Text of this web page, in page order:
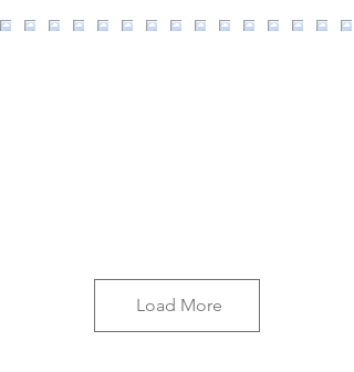
Load More